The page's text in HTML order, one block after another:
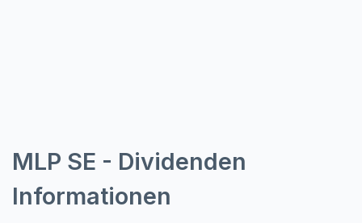
MLP SE - Dividenden
Informationen